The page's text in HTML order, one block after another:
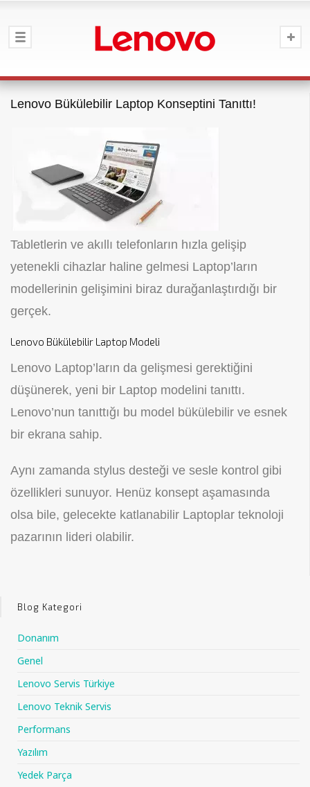
Lenovo Bükülebilir Laptop Konseptini Tanıttı!
Tabletlerin ve akıllı telefonların hızla gelişip
yetenekli cihazlar haline gelmesi Laptop’ların
modellerinin gelişimini biraz durağanlaştırdığı bir
gerçek.
Lenovo Bükülebilir Laptop Modeli
Lenovo Laptop’ların da gelişmesi gerektiğini
düşünerek, yeni bir Laptop modelini tanıttı.
Lenovo’nun tanıttığı bu model bükülebilir ve esnek
bir ekrana sahip.
Aynı zamanda stylus desteği ve sesle kontrol gibi
özellikleri sunuyor. Henüz konsept aşamasında
olsa bile, gelecekte katlanabilir Laptoplar teknoloji
pazarının lideri olabilir.
Blog Kategori
Donanım
Genel
Lenovo Servis Türkiye
Lenovo Teknik Servis
Performans
Yazılım
Yedek Parça